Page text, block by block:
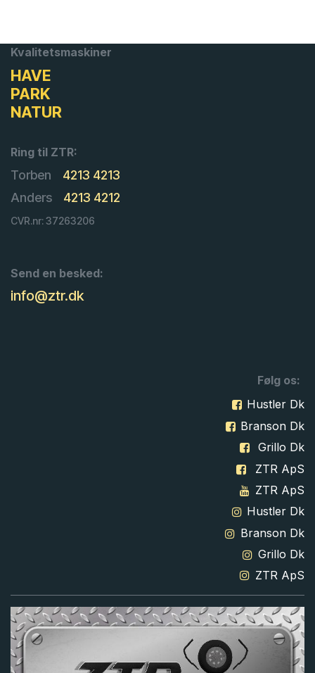
Kvalitetsmaskiner
HAVE
PARK
NATUR
Ring til ZTR:
Torben
4213 4213
Anders
4213 4212
CVR.nr: 37263206
Send en besked:
info@ztr.dk
Følg os:
Hustler Dk
Branson Dk
Grillo Dk
ZTR ApS
ZTR ApS
Hustler Dk
Branson Dk
Grillo Dk
ZTR ApS